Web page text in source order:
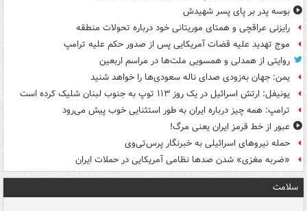
بوسه‌ پدر بر پای پسر شهیدش
رایزنی عراقچی و همتای موریتانی خود درباره تحولات منطقه
موج تهدید علیه قضات آمریکایی پس از صدور حکم علیه ترامپ
روایتی از همدلی و همسویی ملت‌ها در مراسم اربعین
یمن: جهان به‌زودی صدای ناله سعودی‌ها را خواهد شنید
یونیفل: ارتش اسرائیل در یک روز ۱۱۳ توپ به جنوب لبنان شلیک کرده است
ترامپ: همه چیز درباره ایران به طور استثنایی خوب پیش می‌رود
عبور از خط قرمز ایران یعنی مرگ!
حمله نیروهای اسرائیلی به خبرنگار پرس‌تی‌وی
«ضربه مغزی» شدن صدها نظامی آمریکایی در حملات ایران
سلامت